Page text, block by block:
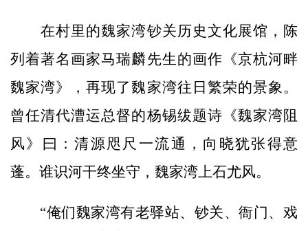
在村里的魏家湾钞关历史文化展馆，陈
列着著名画家马瑞麟先生的画作《京杭河畔
魏家湾》，再现了魏家湾往日繁荣的景象。
曾任清代漕运总督的杨锡绂题诗《魏家湾阻
风》曰：清源咫尺一流通，向晓犹张得意
蓬。谁识河干终坐守，魏家湾上石尤风。
“俺们魏家湾有老驿站、钞关、衙门、戏